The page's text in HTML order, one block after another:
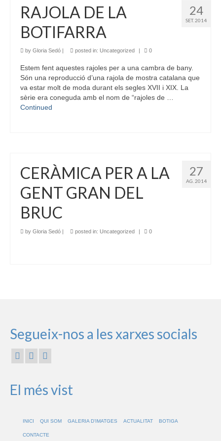
24
SET. 2014
RAJOLA DE LA
BOTIFARRA
by Gloria Sedó posted in: Uncategorized 0
Estem fent aquestes rajoles per a una cambra de bany.
Són una reproducció d’una rajola de mostra catalana que
va estar molt de moda durant els segles XVII i XIX. La
sèrie era coneguda amb el nom de “rajoles de …
Continued
27
AG. 2014
CERÀMICA PER A LA
GENT GRAN DEL
BRUC
by Gloria Sedó | posted in: Uncategorized | 0
Segueix-nos a les xarxes socials
El més vist
INICI QUI SOM GALERIA D’IMATGES ACTUALITAT BOTIGA
CONTACTE